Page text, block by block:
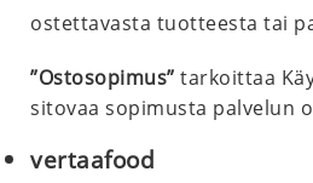
ostettavasta tuotteesta tai
”Ostosopimus” tarkoittaa
sitovaa sopimusta palvelun
vertaafood